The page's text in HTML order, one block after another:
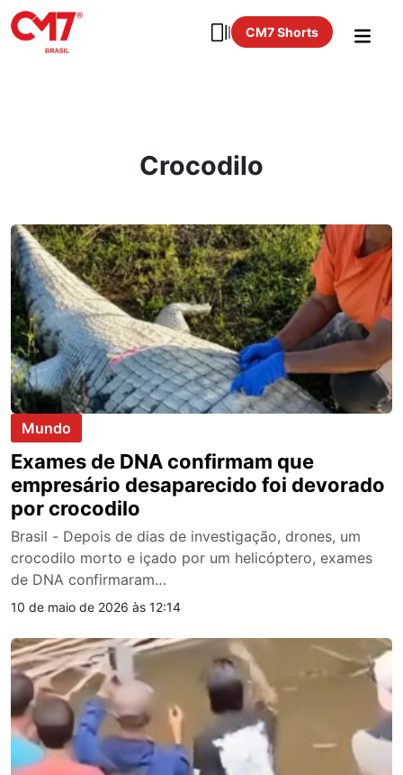
CM7 Shorts
Crocodilo
Mundo
Exames de DNA confirmam que
empresário desaparecido foi devorado
por crocodilo
Brasil - Depois de dias de investigação, drones, um
crocodilo morto e içado por um helicóptero, exames
de DNA confirmaram…
10 de maio de 2026 às 12:14